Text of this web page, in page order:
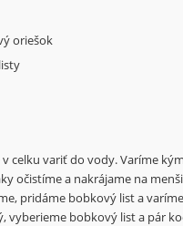
oriešok
celku variť do vody. Varíme
očistíme a nakrájame na
pridáme bobkový list a
vyberieme bobkový list a pár